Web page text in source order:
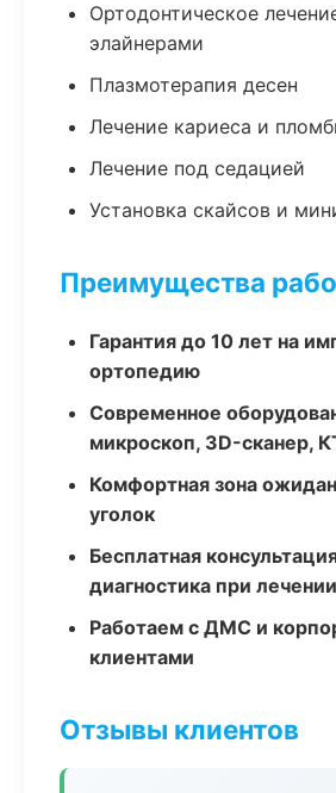
Ортодонтическое
элайнерами
Плазмотерапия десен
Лечение кариеса и
Лечение под седацией
Установка скайсов и
Преимущества
Гарантия до 10 лет на
ортопедию
Современное
микроскоп, 3D-сканер,
Комфортная зона
уголок
Бесплатная
диагностика при лечении
Работаем с ДМС и
клиентами
Отзывы клиентов